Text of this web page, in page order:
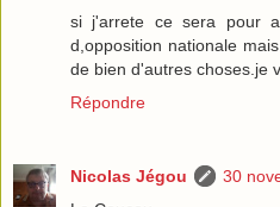
si j'arrete ce sera pour
d,opposition nationale
de bien d'autres choses.je
Répondre
Nicolas Jégou
30